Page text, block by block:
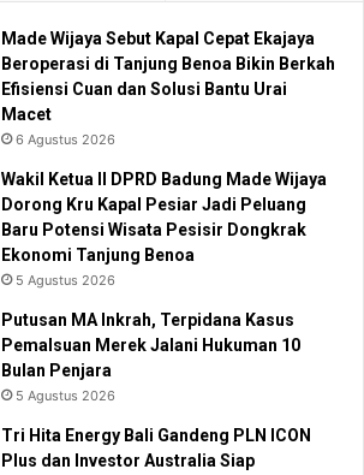
Made Wijaya Sebut Kapal Cepat Ekajaya
Beroperasi di Tanjung Benoa Bikin Berkah
Efisiensi Cuan dan Solusi Bantu Urai
Macet
6 Agustus 2026
Wakil Ketua II DPRD Badung Made Wijaya
Dorong Kru Kapal Pesiar Jadi Peluang
Baru Potensi Wisata Pesisir Dongkrak
Ekonomi Tanjung Benoa
5 Agustus 2026
Putusan MA Inkrah, Terpidana Kasus
Pemalsuan Merek Jalani Hukuman 10
Bulan Penjara
5 Agustus 2026
Tri Hita Energy Bali Gandeng PLN ICON
Plus dan Investor Australia Siap